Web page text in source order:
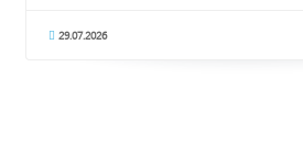
29.07.2026